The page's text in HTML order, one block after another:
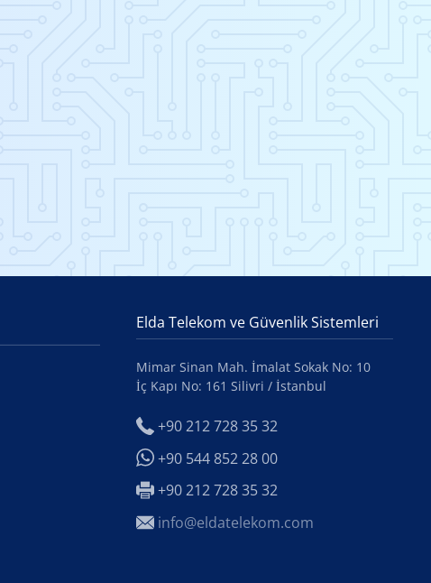
Elda Telekom ve Güvenlik Sistemleri
Mimar Sinan Mah. İmalat Sokak No: 10
İç Kapı No: 161 Silivri / İstanbul
+90 212 728 35 32
+90 544 852 28 00
+90 212 728 35 32
info@eldatelekom.com